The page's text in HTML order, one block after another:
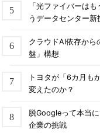
「光ファイバーは
うデータセンター新
クラウドAI依存か
盤」構想
トヨタが「6カ月も
変えたのか？
脱Googleって本当
企業の挑戦